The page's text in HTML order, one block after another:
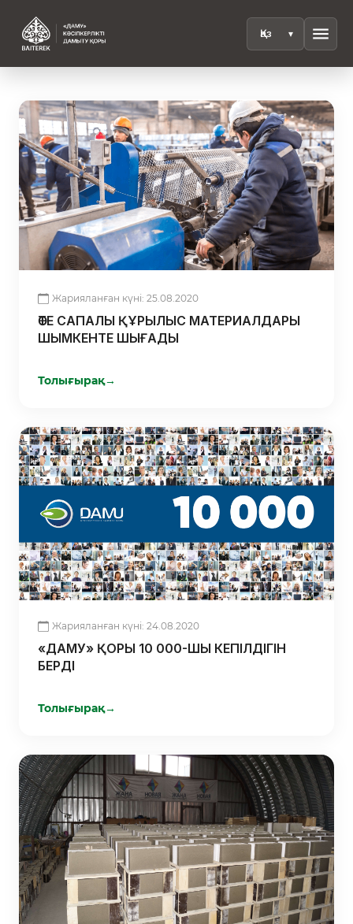
menu
Жарияланған күні: 25.08.2020
ӨТЕ САПАЛЫ ҚҰРЫЛЫС МАТЕРИАЛДАРЫ
ШЫМКЕНТЕ ШЫҒАДЫ
Толығырақ→
Жарияланған күні: 24.08.2020
«ДАМУ» ҚОРЫ 10 000-ШЫ КЕПІЛДІГІН
БЕРДІ
Толығырақ→